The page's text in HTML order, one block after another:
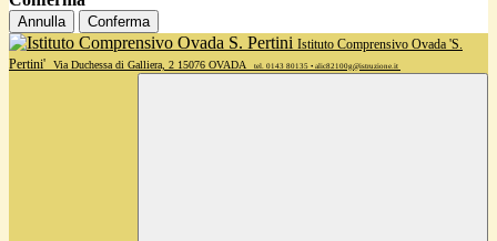
Annulla Conferma
Istituto Comprensivo Ovada 'S.
Pertini'
Via Duchessa di Galliera, 2 15076 OVADA tel. 0143 80135 • alic82100g@istruzione.it